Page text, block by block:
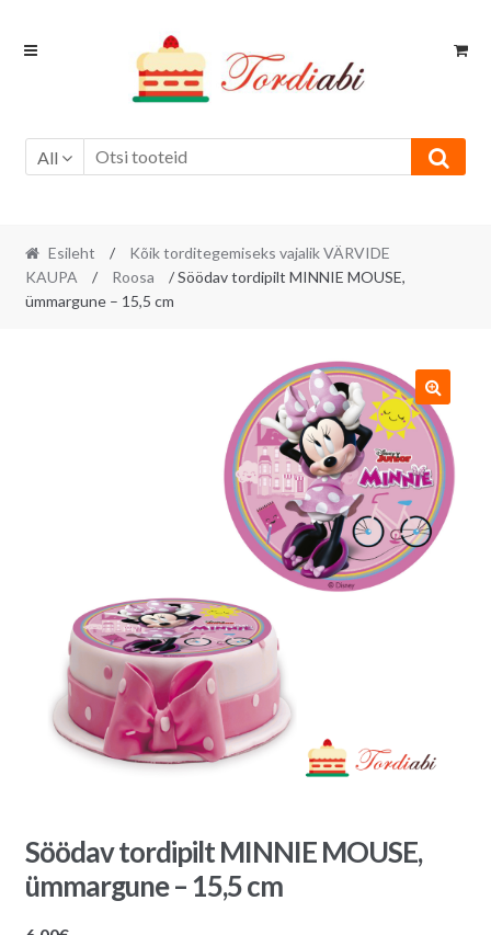
Skip
Skip
All
Esileht /
Kõik torditegemiseks vajalik VÄRVIDE
KAUPA
/ Roosa
/ Söödav tordipilt MINNIE MOUSE,
ümmargune – 15,5 cm
Söödav tordipilt MINNIE MOUSE,
ümmargune – 15,5 cm